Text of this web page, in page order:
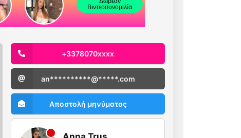
+3378070xxxx
an**********@*****.com
Αποστολή μηνύματος